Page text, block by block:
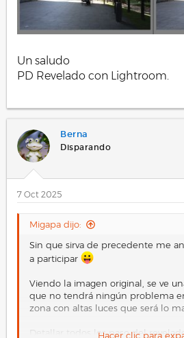
Un saludo
PD Revelado con Lightroom.
Berna
Disparando
7 Oct 2025
Migapa dijo:
Sin que sirva de precedente me
a participar
Viendo la imagen original, se ve
que no tendrá ningún problema
zona con altas luces que será lo
Detallar todos los paso del
Hacer clic para